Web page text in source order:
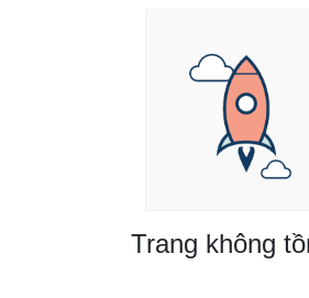
Trang không